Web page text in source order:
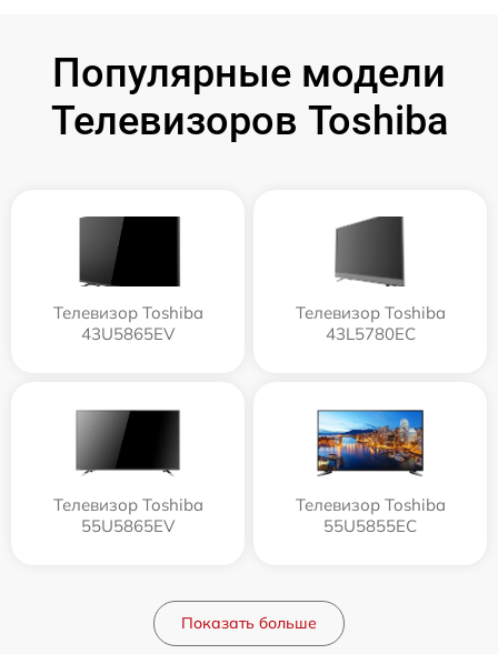
Популярные модели
Телевизоров Toshiba
Телевизор Toshiba
43U5865EV
Телевизор Toshiba
43L5780EC
Телевизор Toshiba
55U5865EV
Телевизор Toshiba
55U5855EC
Показать больше